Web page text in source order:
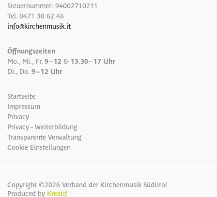
Steuernummer: 94002710211
Tel. 0471 30 62 46
info@kirchenmusik.it
Öffnungszeiten
Mo., Mi., Fr. 9 – 12 & 13.30 – 17 Uhr
Di., Do. 9 – 12 Uhr
Startseite
Impressum
Privacy
Privacy - Weiterbildung
Transparente Verwaltung
Cookie Einstellungen
Copyright ©2026 Verband der Kirchenmusik Südtirol
Produced by Kreatif